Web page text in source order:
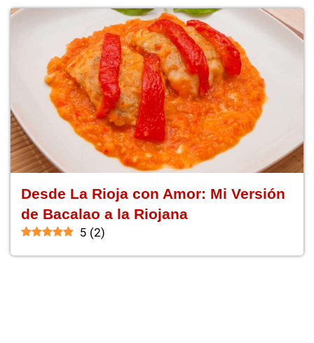
Desde La Rioja con Amor: Mi Versión
de Bacalao a la Riojana
5 (2)